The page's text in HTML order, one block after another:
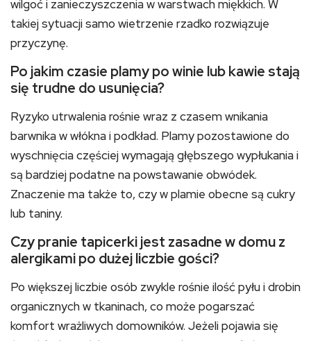
wilgoć i zanieczyszczenia w warstwach miękkich. W
takiej sytuacji samo wietrzenie rzadko rozwiązuje
przyczynę.
Po jakim czasie plamy po winie lub kawie stają
się trudne do usunięcia?
Ryzyko utrwalenia rośnie wraz z czasem wnikania
barwnika w włókna i podkład. Plamy pozostawione do
wyschnięcia częściej wymagają głębszego wypłukania i
są bardziej podatne na powstawanie obwódek.
Znaczenie ma także to, czy w plamie obecne są cukry
lub taniny.
Czy pranie tapicerki jest zasadne w domu z
alergikami po dużej liczbie gości?
Po większej liczbie osób zwykle rośnie ilość pyłu i drobin
organicznych w tkaninach, co może pogarszać
komfort wrażliwych domowników. Jeżeli pojawia się